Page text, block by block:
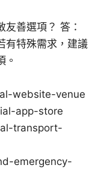
友善選項？ 答：
有特殊需求，建議
。
website-venue
app-store
transport-
emergency-